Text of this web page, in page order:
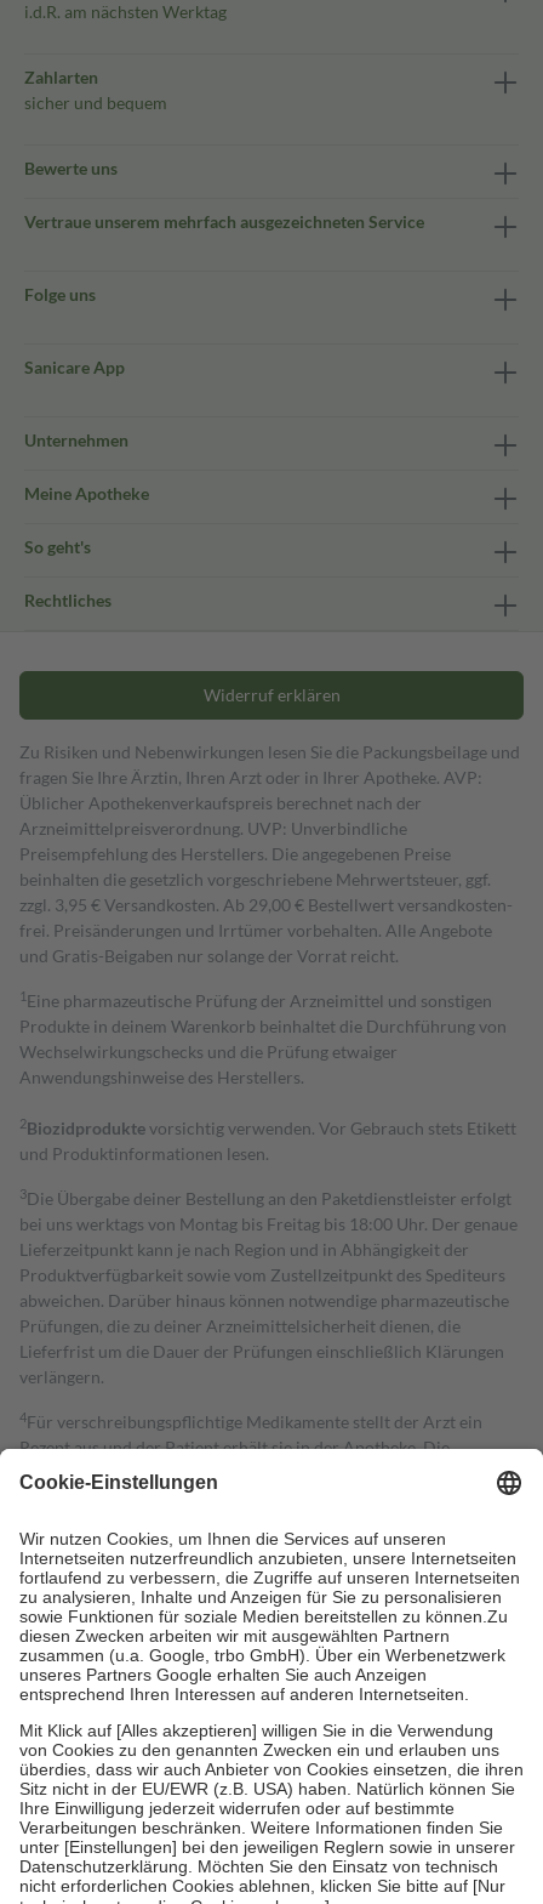
i.d.R. am nächsten Werktag
Zahlarten
sicher und bequem
Bewerte uns
Vertraue unserem mehrfach ausgezeichneten Service
Folge uns
Sanicare App
Unternehmen
Meine Apotheke
So geht's
Rechtliches
Widerruf erklären
Zu Risiken und Nebenwirkungen lesen Sie die Packungsbeilage und
fragen Sie Ihre Ärztin, Ihren Arzt oder in Ihrer Apotheke. AVP:
Üblicher Apothekenverkaufspreis berechnet nach der
Arzneimittelpreisverordnung. UVP: Unverbindliche
Preisempfehlung des Herstellers. Die angegebenen Preise
beinhalten die gesetzlich vorgeschriebene Mehrwertsteuer, ggf.
zzgl. 3,95 € Versandkosten. Ab 29,00 € Bestell­wert versand­kosten­
frei. Preisänderungen und Irrtümer vorbehalten. Alle Angebote
und Gratis-Beigaben nur solange der Vorrat reicht.
1 Eine pharmazeutische Prüfung der Arzneimittel und sonstigen
Produkte in deinem Warenkorb beinhaltet die Durchführung von
Wechselwirkungschecks und die Prüfung etwaiger
Anwendungshinweise des Herstellers.
2Biozidproduktevorsichtig verwenden. Vor Gebrauch stets Etikett
und Produktinformationen lesen.
3Die Übergabe deiner Bestellung an den Paketdienstleister erfolgt
bei uns werktags von Montag bis Freitag bis 18:00 Uhr. Der genaue
Lieferzeitpunkt kann je nach Region und in Abhängigkeit der
Produktverfügbarkeit sowie vom Zustellzeitpunkt des Spediteurs
abweichen. Darüber hinaus können notwendige pharmazeutische
Prüfungen, die zu deiner Arzneimittelsicherheit dienen, die
Lieferfrist um die Dauer der Prüfungen einschließlich Klärungen
verlängern.
4Für verschreibungspflichtige Medikamente stellt der Arzt ein
Rezept aus und der Patient erhält sie in der Apotheke. Die
gesetzliche Krankenversicherung übernimmt in der Regel die
Kosten dafür, der Versicherte trägt einen Teil davon als Zuzahlung
Grundsätzlich leisten Mitglieder Zuzahlungen in Höhe von zehn
Prozent des Abgabepreises,mindestens jedochfünf Euround
höchstens zehn Euro.Es sind jedoch nie mehr als die tatsächlichen
Kosten der Leistung zu entrichten.
Diese Regeln gelten grundsätzlich auch für Online-Apotheken.
Bei Heilmitteln und häuslicher Krankenpflege beträgt die
Zuzahlung zehn Prozent der Kosten sowie zehn Euro je
Verordnung.
Um das Engagement der Versicherten für ihre eigene Gesundheit zu
stärken und die besondere Stellung der Familie zu unterstützen,
fallenkeine Zuzahlungenan bei:
• Kindern und Jugendlichen bis zum vollendeten 18. Lebensjahr
mit Ausnahme der Fahrkosten
• Untersuchungen zur Vorsorge und Früherkennung, die von der